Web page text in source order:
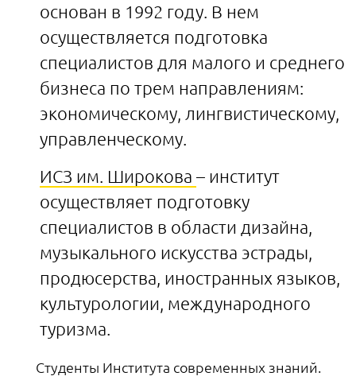
основан в 1992 году. В нем
осуществляется подготовка
специалистов для малого и среднего
бизнеса по трем направлениям:
экономическому, лингвистическому,
управленческому.
ИСЗ им. Широкова – институт
осуществляет подготовку
специалистов в области дизайна,
музыкального искусства эстрады,
продюсерства, иностранных языков,
культурологии, международного
туризма.
Студенты Института современных знаний.